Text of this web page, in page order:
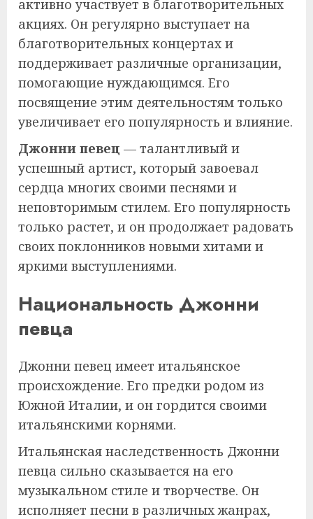
активно участвует в благотворительных
акциях. Он регулярно выступает на
благотворительных концертах и
поддерживает различные организации,
помогающие нуждающимся. Его
посвящение этим деятельностям только
увеличивает его популярность и влияние.
Джонни певец — талантливый и
успешный артист, который завоевал
сердца многих своими песнями и
неповторимым стилем. Его популярность
только растет, и он продолжает радовать
своих поклонников новыми хитами и
яркими выступлениями.
Национальность Джонни
певца
Джонни певец имеет итальянское
происхождение. Его предки родом из
Южной Италии, и он гордится своими
итальянскими корнями.
Итальянская наследственность Джонни
певца сильно сказывается на его
музыкальном стиле и творчестве. Он
исполняет песни в различных жанрах,